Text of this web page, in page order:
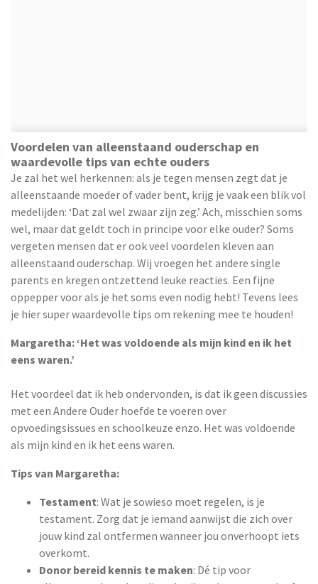
Voordelen van alleenstaand ouderschap en
waardevolle tips van echte ouders
Je zal het wel herkennen: als je tegen mensen zegt dat je
alleenstaande moeder of vader bent, krijg je vaak een blik vol
medelijden: ‘Dat zal wel zwaar zijn zeg.’ Ach, misschien soms
wel, maar dat geldt toch in principe voor elke ouder? Soms
vergeten mensen dat er ook veel voordelen kleven aan
alleenstaand ouderschap. Wij vroegen het andere single
parents en kregen ontzettend leuke reacties. Een fijne
oppepper voor als je het soms even nodig hebt! Tevens lees
je hier super waardevolle tips om rekening mee te houden!
Margaretha: ‘Het was voldoende als mijn kind en ik het
eens waren.’
Het voordeel dat ik heb ondervonden, is dat ik geen discussies
met een Andere Ouder hoefde te voeren over
opvoedingsissues en schoolkeuze enzo. Het was voldoende
als mijn kind en ik het eens waren.
Tips van Margaretha:
Testament: Wat je sowieso moet regelen, is je
testament. Zorg dat je iemand aanwijst die zich over
jouw kind zal ontfermen wanneer jou onverhoopt iets
overkomt.
Donor bereid kennis te maken: Dé tip voor